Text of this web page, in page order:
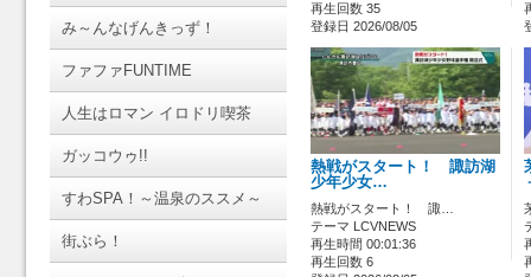
み～んなげんきっず！
ファファFUNTIME
人生はロマン イロドリ喫茶
ガッコウゥ!!
すわSPA！～温泉のススメ～
街ぶら！
再生回数 35
登録日 2026/08/05
熱戦がスタート！ 諏訪湖
少年少女…
熱戦がスタート！ 諏…
テーマ LCVNEWS
再生時間 00:01:36
再生回数 6